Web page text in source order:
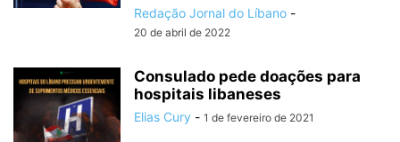
Redação Jornal do Líbano -
20 de abril de 2022
Consulado pede doações para
hospitais libaneses
Elias Cury - 1 de fevereiro de 2021